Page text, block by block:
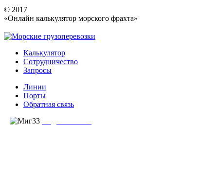
© 2017
«Онлайн калькулятор морского фрахта»
Калькулятор
Сотрудничество
Запросы
Линии
Порты
Обратная связь